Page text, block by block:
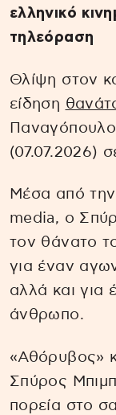
ελληνικό
τηλεόραση
Θλίψη στον
είδηση
(07.07.2026)
Μέσα από
media, ο
τον θάνατο
για έναν
αλλά και για
άνθρωπο.
«Αθόρυβος»
Σπύρος
πορεία στο